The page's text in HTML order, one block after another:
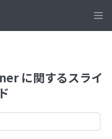
に関するスライ
ド